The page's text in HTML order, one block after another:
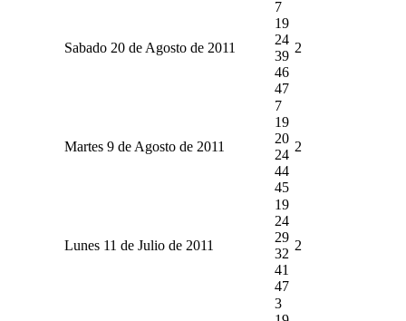
Sabado 20 de Agosto de 2011
7
19
24
39
46
47
2
Martes 9 de Agosto de 2011
7
19
20
24
44
45
2
Lunes 11 de Julio de 2011
19
24
29
32
41
47
2
3